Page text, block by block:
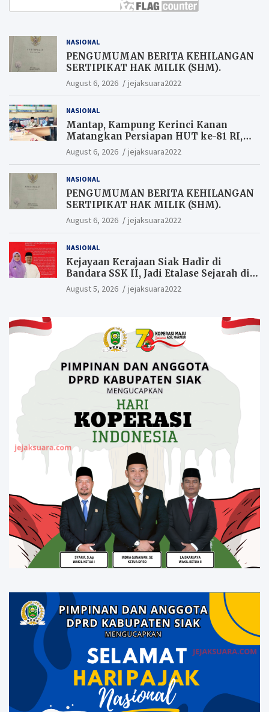
NASIONAL
PENGUMUMAN BERITA KEHILANGAN
SERTIPIKAT HAK MILIK (SHM).
August 6, 2026 jejaksuara2022
NASIONAL
Mantap, Kampung Kerinci Kanan
Matangkan Persiapan HUT ke-81 RI,
Warga yang ikut Upacara
Berkesempatan Raih Hadiah
August 6, 2026 jejaksuara2022
NASIONAL
PENGUMUMAN BERITA KEHILANGAN
SERTIPIKAT HAK MILIK (SHM).
August 6, 2026 jejaksuara2022
NASIONAL
Kejayaan Kerajaan Siak Hadir di
Bandara SSK II, Jadi Etalase Sejarah di
Gerbang Riau
August 5, 2026 jejaksuara2022